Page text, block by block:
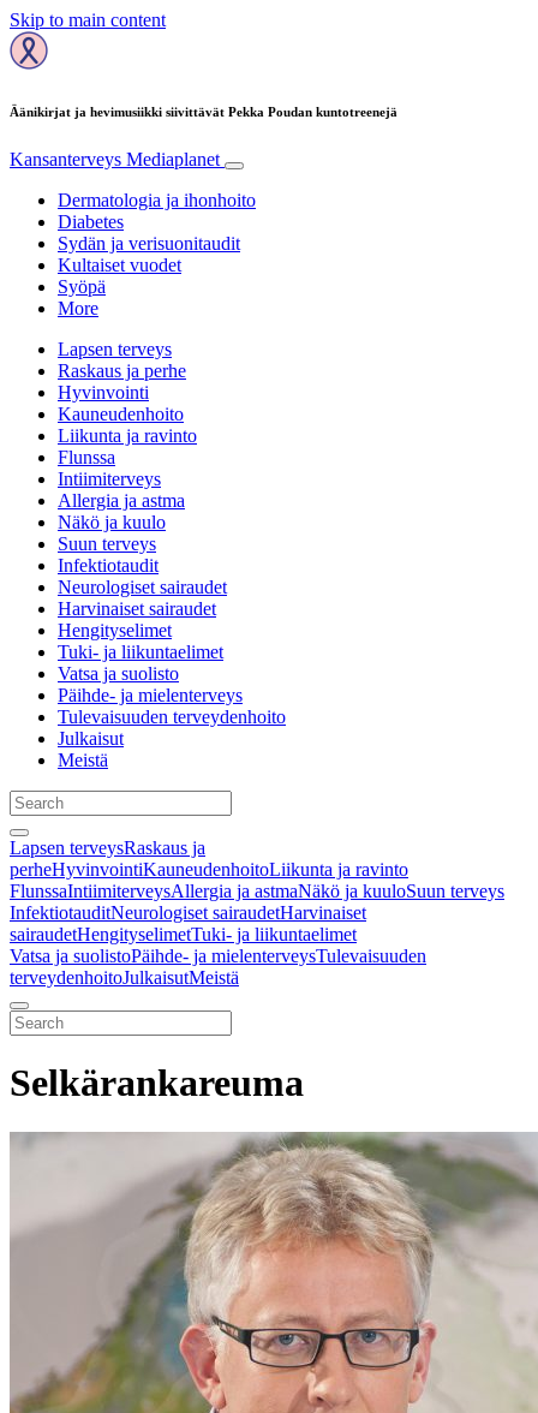
Skip to main content
Äänikirjat ja hevimusiikki siivittävät Pekka Poudan kuntotreenejä
Kansanterveys Mediaplanet
Dermatologia ja ihonhoito
Diabetes
Sydän ja verisuonitaudit
Kultaiset vuodet
Syöpä
More
Lapsen terveys
Raskaus ja perhe
Hyvinvointi
Kauneudenhoito
Liikunta ja ravinto
Flunssa
Intiimiterveys
Allergia ja astma
Näkö ja kuulo
Suun terveys
Infektiotaudit
Neurologiset sairaudet
Harvinaiset sairaudet
Hengityselimet
Tuki- ja liikuntaelimet
Vatsa ja suolisto
Päihde- ja mielenterveys
Tulevaisuuden terveydenhoito
Julkaisut
Meistä
Lapsen terveysRaskaus ja
perheHyvinvointiKauneudenhoitoLiikunta ja ravinto
FlunssaIntiimiterveysAllergia ja astmaNäkö ja kuuloSuun terveys
InfektiotauditNeurologiset sairaudetHarvinaiset
sairaudetHengityselimetTuki- ja liikuntaelimet
Vatsa ja suolistoPäihde- ja mielenterveysTulevaisuuden
terveydenhoitoJulkaisutMeistä
Selkärankareuma